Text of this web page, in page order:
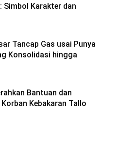
Simbol Karakter dan
Tancap Gas usai Punya
Konsolidasi hingga
Bantuan dan
Kebakaran Tallo